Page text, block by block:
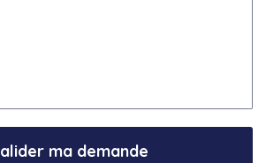
ma demande